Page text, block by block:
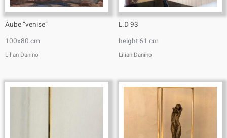
Aube “venise”
100x80 cm
Lilian Danino
L.D 93
height 61 cm
Lilian Danino